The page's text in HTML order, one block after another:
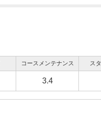
コースメンテナンス ス
3.4